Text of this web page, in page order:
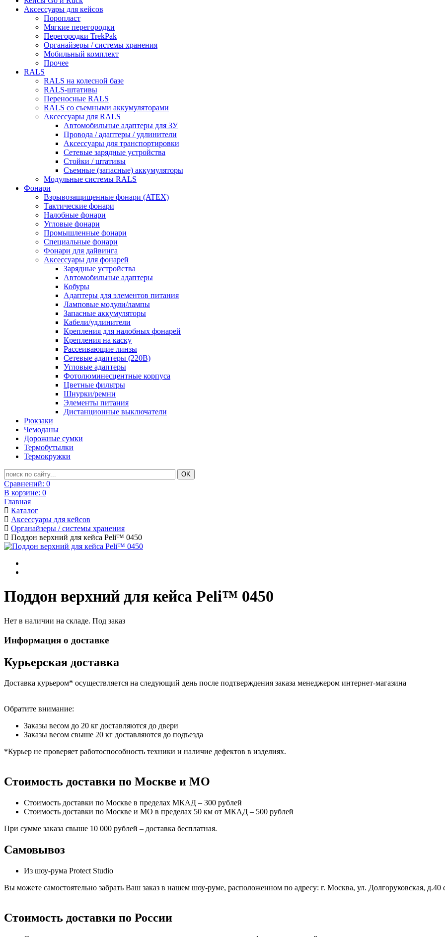
Аксессуары для кейсов
Поропласт
Мягкие перегородки
Перегородки TrekPak
Органайзеры / системы хранения
Мобильный комплект
Прочее
RALS
RALS на колесной базе
RALS-штативы
Переносные RALS
RALS со съемными аккумуляторами
Аксессуары для RALS
Автомобильные адаптеры для ЗУ
Провода / адаптеры / удлинители
Аксессуары для транспортировки
Сетевые зарядные устройства
Стойки / штативы
Съемные (запасные) аккумуляторы
Модульные системы RALS
Фонари
Взрывозащищенные фонари (ATEX)
Тактические фонари
Налобные фонари
Угловые фонари
Промышленные фонари
Специальные фонари
Фонари для дайвинга
Аксессуары для фонарей
Зарядные устройства
Автомобильные адаптеры
Кобуры
Адаптеры для элементов питания
Ламповые модули/лампы
Запасные аккумуляторы
Кабели/удлинители
Крепления для налобных фонарей
Крепления на каску
Рассеивающие линзы
Сетевые адаптеры (220В)
Угловые адаптеры
Фотолюминесцентные корпуса
Цветные фильтры
Шнурки/ремни
Элементы питания
Дистанционные выключатели
Рюкзаки
Чемоданы
Дорожные сумки
Термобутылки
Термокружки
Сравнений: 0
В корзине: 0
Главная
Каталог
Аксессуары для кейсов
Органайзеры / системы хранения
Поддон верхний для кейса Peli™ 0450
Поддон верхний для кейса Peli™ 0450
Нет в наличии на складе. Под заказ
Информация о доставке
Курьерская доставка
Доставка курьером* осуществляется на следующий день после подтверждения заказа менеджером интернет-магазина
Обратите внимание:
Заказы весом до 20 кг доставляются до двери
Заказы весом свыше 20 кг доставляются до подъезда
*Курьер не проверяет работоспособность техники и наличие дефектов в изделиях.
Стоимость доставки по Москве и МО
Стоимость доставки по Москве в пределах МКАД – 300 рублей
Стоимость доставки по Москве и МО в пределах 50 км от МКАД – 500 рублей
При сумме заказа свыше 10 000 рублей – доставка бесплатная.
Самовывоз
Из шоу-рума Protect Studio
Вы можете самостоятельно забрать Ваш заказ в нашем шоу-руме, расположенном по адресу: г. Москва, ул. Долгоруковская, д.40
Стоимость доставки по России